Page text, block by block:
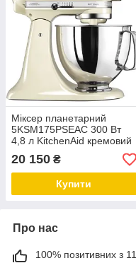
Міксер планетарний
5KSM175PSEAC 300 Вт
4,8 л KitchenAid кремовий
20 150 ₴
Купити
Про нас
100% позитивних з 11